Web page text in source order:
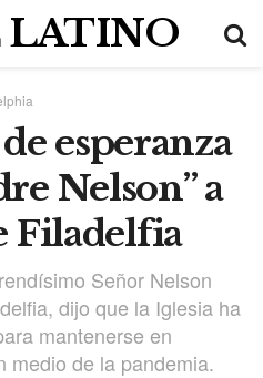
LATINO
esperanza
Nelson” a
Filadelfia
Señor Nelson
dijo que la Iglesia ha
mantenerse en
medio de la pandemia.